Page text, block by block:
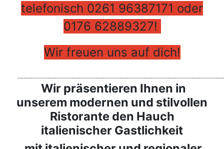
telefonisch 0261 96387171 oder
0176 62889327!
Wir freuen uns auf dich!
Wir präsentieren Ihnen in
unserem modernen und stilvollen
Ristorante den Hauch
italienischer Gastlichkeit